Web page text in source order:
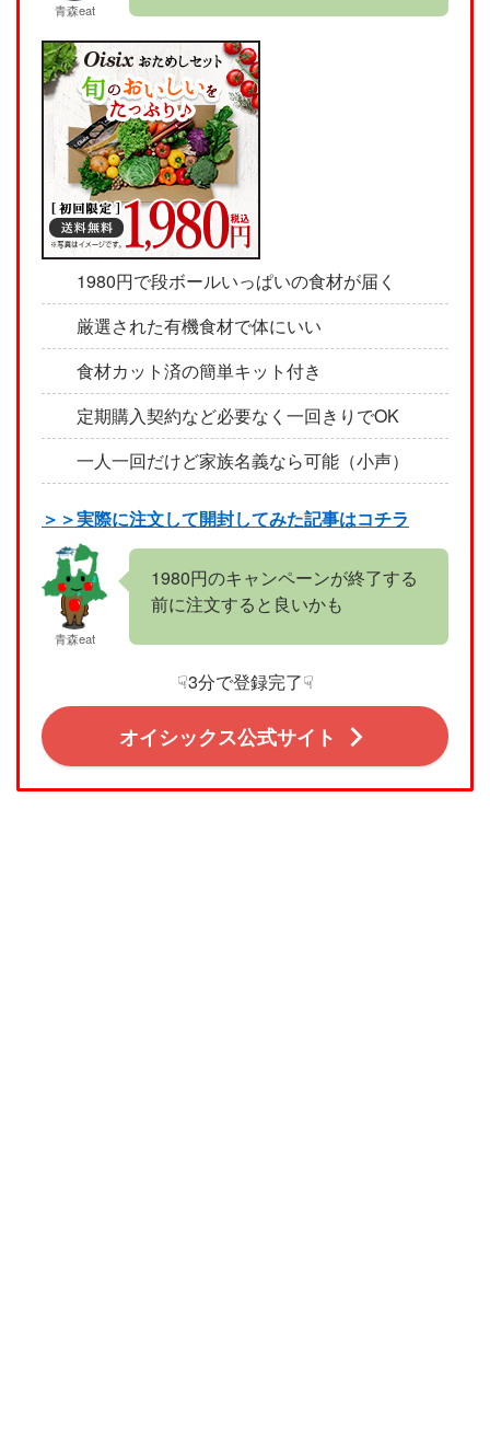
青森eat
1980円で段ボールいっぱいの食材が届く
厳選された有機食材で体にいい
食材カット済の簡単キット付き
定期購入契約など必要なく一回きりでOK
一人一回だけど家族名義なら可能（小声）
＞＞実際に注文して開封してみた記事はコチラ
青森eat
1980円のキャンペーンが終了する
前に注文すると良いかも
☟3分で登録完了☟
オイシックス公式サイト